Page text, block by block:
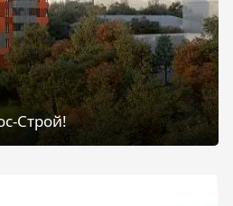
Строй!